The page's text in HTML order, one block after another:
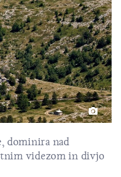
dominira nad
videzom in divjo